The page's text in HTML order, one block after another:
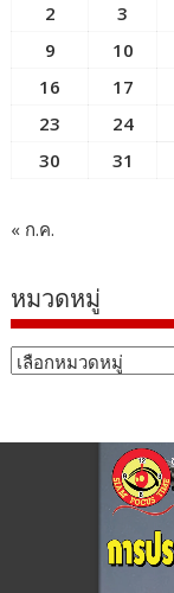
2
3
9
10
16
17
23
24
30
31
« ก.ค.
หมวดหมู่
หมวด